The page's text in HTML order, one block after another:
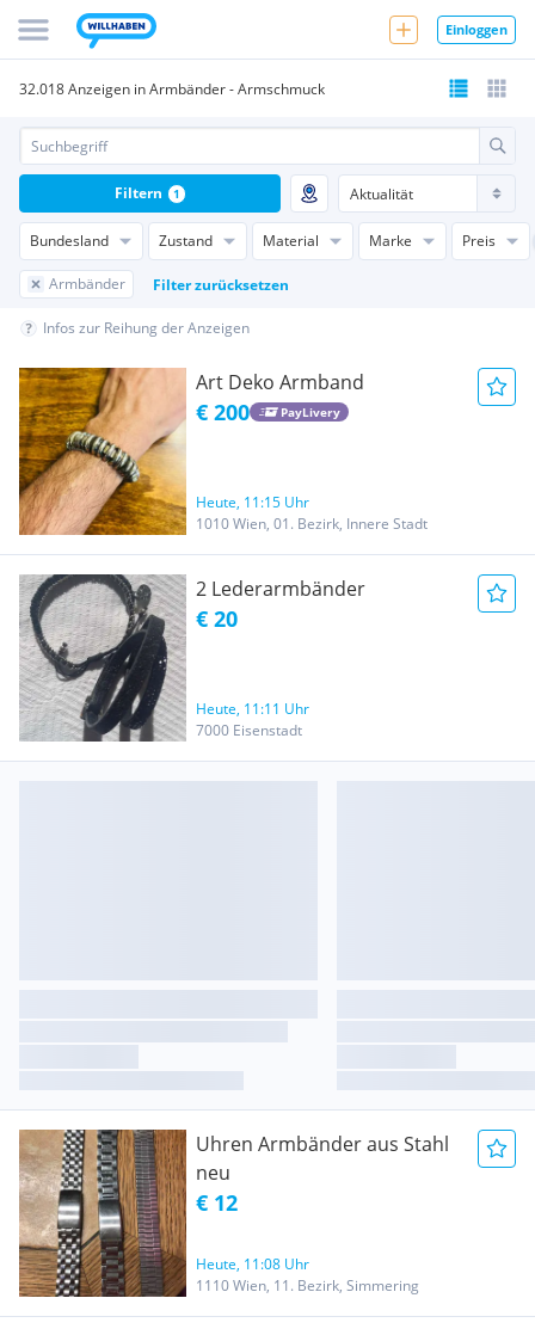
Einloggen
32.018 Anzeigen in Armbänder - Armschmuck
Bundesland Zustand Material Marke Preis
Armbänder Filter zurücksetzen
Filtern 1
Infos zur Reihung der Anzeigen
Art Deko Armband
€ 200 PayLivery
Heute, 11:15 Uhr
1010 Wien, 01. Bezirk, Innere Stadt
2 Lederarmbänder
€ 20
Heute, 11:11 Uhr
7000 Eisenstadt
Uhren Armbänder aus Stahl
neu
€ 12
Heute, 11:08 Uhr
1110 Wien, 11. Bezirk, Simmering